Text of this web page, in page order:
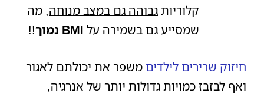
קלוריותגבוהה גם במצב מנוחה, מה
שמסייע גם בשמירה על BMI נמוך !!
חיזוק שרירים לילדים משפר את יכולתם לאגור
ואף לבזבז כמויות גדולות יותר של אנרגיה,